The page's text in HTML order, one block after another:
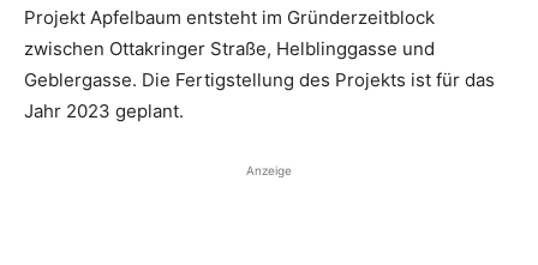
Projekt Apfelbaum entsteht im Gründerzeitblock
zwischen Otta­kringer Straße, Helblinggasse und
Geblergasse. Die Fertigstellung des Projekts ist für das
Jahr 2023 geplant.
Anzeige